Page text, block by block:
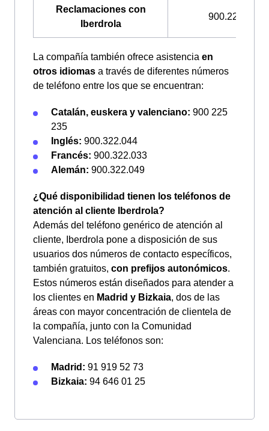
Reclamaciones con
Iberdrola
900.225.235
La compañía también ofrece asistencia en
otros idiomas a través de diferentes números
de teléfono entre los que se encuentran:
Catalán, euskera y valenciano: 900 225
235
Inglés: 900.322.044
Francés: 900.322.033
Alemán: 900.322.049
¿Qué disponibilidad tienen los teléfonos de
atención al cliente Iberdrola?
Además del teléfono genérico de atención al
cliente, Iberdrola pone a disposición de sus
usuarios dos números de contacto específicos,
también gratuitos, con prefijos autonómicos.
Estos números están diseñados para atender a
los clientes en Madrid y Bizkaia, dos de las
áreas con mayor concentración de clientela de
la compañía, junto con la Comunidad
Valenciana. Los teléfonos son:
Madrid: 91 919 52 73
Bizkaia: 94 646 01 25